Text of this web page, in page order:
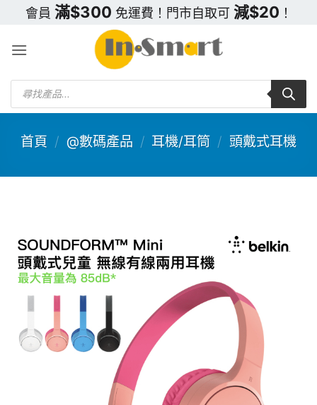
content
會員 滿$300 免運費！門市自取可 減$20 ！
Products
search
首頁 / @數碼產品 / 耳機/耳筒 / 頭戴式耳機